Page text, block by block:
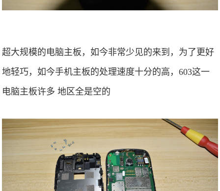
超大规模的电脑主板，如今非常少见的来到，为了更好
地轻巧，如今手机主板的处理速度十分的高，603这一
电脑主板许多 地区全是空的